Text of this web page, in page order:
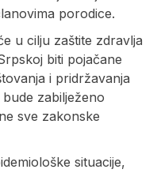
porodice.
u cilju zaštite zdravlja
biti pojačane
i pridržavanja
zabilježeno
sve zakonske
situacije,